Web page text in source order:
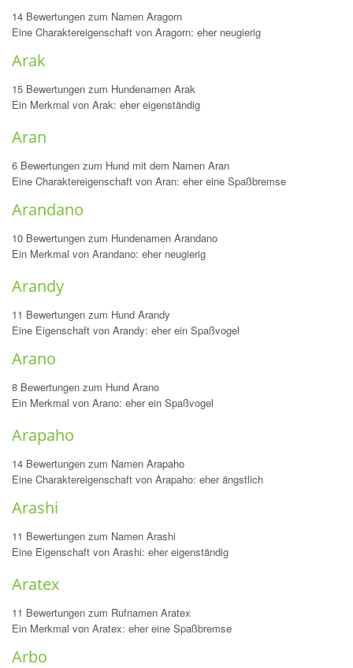
14 Bewertungen zum Namen Aragorn
Eine Charaktereigenschaft von Aragorn: eher neugierig
Arak
15 Bewertungen zum Hundenamen Arak
Ein Merkmal von Arak: eher eigenständig
Aran
6 Bewertungen zum Hund mit dem Namen Aran
Eine Charaktereigenschaft von Aran: eher eine Spaßbremse
Arandano
10 Bewertungen zum Hundenamen Arandano
Ein Merkmal von Arandano: eher neugierig
Arandy
11 Bewertungen zum Hund Arandy
Eine Eigenschaft von Arandy: eher ein Spaßvogel
Arano
8 Bewertungen zum Hund Arano
Ein Merkmal von Arano: eher ein Spaßvogel
Arapaho
14 Bewertungen zum Namen Arapaho
Eine Charaktereigenschaft von Arapaho: eher ängstlich
Arashi
11 Bewertungen zum Namen Arashi
Eine Eigenschaft von Arashi: eher eigenständig
Aratex
11 Bewertungen zum Rufnamen Aratex
Ein Merkmal von Aratex: eher eine Spaßbremse
Arbo